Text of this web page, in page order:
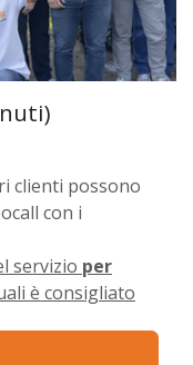
clienti possono
con i
servizio per
è consigliato